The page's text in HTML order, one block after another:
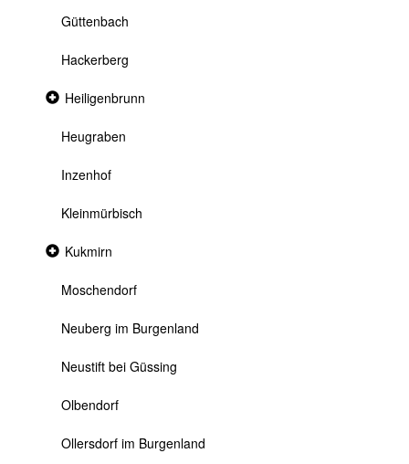
Güttenbach
Hackerberg
Collapsed
section
Heiligenbrunn
Heugraben
Inzenhof
Kleinmürbisch
Collapsed
Kukmirn
Moschendorf
Neuberg im Burgenland
Neustift bei Güssing
Olbendorf
Ollersdorf im Burgenland